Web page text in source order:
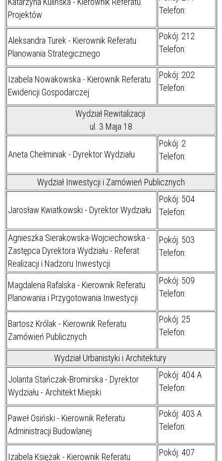
Projektów
Telefon:
Aleksandra Turek - Kierownik Referatu
Planowania Strategicznego
Pokój: 212
Telefon:
Izabela Nowakowska - Kierownik Referatu
Ewidencji Gospodarczej
Pokój: 202
Telefon:
Wydział Rewitalizacji
ul. 3 Maja 18
Aneta Chełminiak - Dyrektor Wydziału
Pokój: 2
Telefon:
Wydział Inwestycji i Zamówień Publicznych
Jarosław Kwiatkowski - Dyrektor Wydziału
Pokój: 504
Telefon:
Agnieszka Sierakowska-Wojciechowska -
Zastępca Dyrektora Wydziału - Referat
Realizacji i Nadzoru Inwestycji
Pokój: 503
Telefon:
Magdalena Rafalska - Kierownik Referatu
Planowania i Przygotowania Inwestycji
Pokój: 509
Telefon:
Bartosz Królak - Kierownik Referatu
Zamówień Publicznych
Pokój: 25
Telefon:
Wydział Urbanistyki i Architektury
Jolanta Stańczak-Bromirska - Dyrektor
Wydziału - Architekt Miejski
Pokój: 404 A
Telefon:
Paweł Osiński - Kierownik Referatu
Administracji Budowlanej
Pokój: 403 A
Telefon:
Izabela Księżak - Kierownik Referatu
Pokój: 407